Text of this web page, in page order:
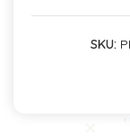
SKU: